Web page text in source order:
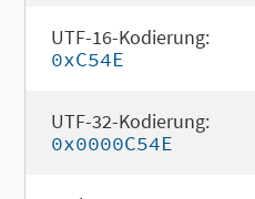
UTF-16-Kodierung:
0xC54E
UTF-32-Kodierung:
0x0000C54E